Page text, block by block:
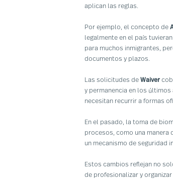
aplican las reglas.
Por ejemplo, el concepto de
legalmente en el país
para muchos inmigrantes,
documentos y plazos.
Las solicitudes de Waiver
y permanencia en los últimos
necesitan recurrir a formas
En el pasado, la toma de
procesos, como una manera
un mecanismo de seguridad
Estos cambios reflejan no
de profesionalizar y